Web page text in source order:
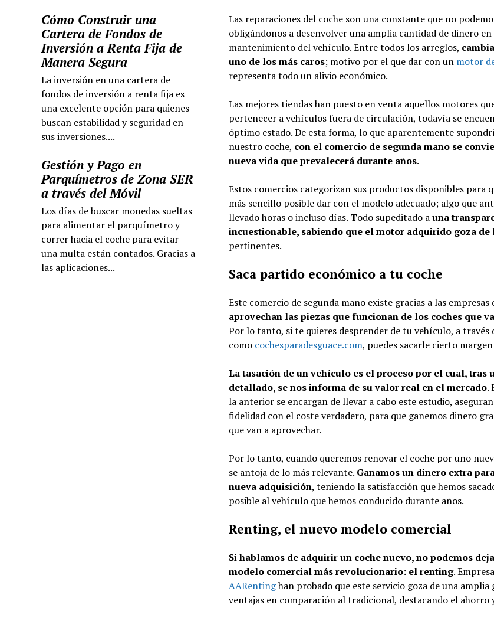
Cómo Construir una
Cartera de Fondos de
Inversión a Renta Fija de
Manera Segura
La inversión en una cartera de
fondos de inversión a renta fija es
una excelente opción para quienes
buscan estabilidad y seguridad en
sus inversiones....
Gestión y Pago en
Parquímetros de Zona SER
a través del Móvil
Los días de buscar monedas sueltas
para alimentar el parquímetro y
correr hacia el coche para evitar
una multa están contados. Gracias a
las aplicaciones...
Las reparaciones del coche son una constante que no
obligándonos a desenvolver una amplia cantidad de dinero en
mantenimiento del vehículo. Entre todos los arreglos,
uno de los más caros; motivo por el que dar con un motor
representa todo un alivio económico.
Las mejores tiendas han puesto en venta aquellos motores
pertenecer a vehículos fuera de circulación, todavía se
óptimo estado. De esta forma, lo que aparentemente
nuestro coche, con el comercio de segunda mano se
nueva vida que prevalecerá durante años.
Estos comercios categorizan sus productos disponibles para
más sencillo posible dar con el modelo adecuado; algo que
llevado horas o incluso días. Todo supeditado auna
incuestionable, sabiendo que el motor adquirido goza de
pertinentes.
Saca partido económico a tu coche
Este comercio de segunda mano existe gracias a las empresas
aprovechan las piezas que funcionan de los coches que
Por lo tanto, si te quieres desprender de tu vehículo, a través
como cochesparadesguace.com, puedes sacarle cierto
La tasación de un vehículo es el proceso por el cual, tras
detallado, se nos informa de su valor real en el mercado.
la anterior se encargan de llevar a cabo este estudio,
fidelidad con el coste verdadero, para que ganemos dinero
que van a aprovechar.
Por lo tanto, cuando queremos renovar el coche por uno
se antoja de lo más relevante. Ganamos un dinero extra
nueva adquisición, teniendo la satisfacción que hemos
posible al vehículo que hemos conducido durante años.
Renting, el nuevo modelo comercial
Si hablamos de adquirir un coche nuevo, no podemos
modelo comercial más revolucionario: el renting.
AARentinghan probado que este servicio goza de una amplia
ventajas en comparación al tradicional, destacando el ahorro